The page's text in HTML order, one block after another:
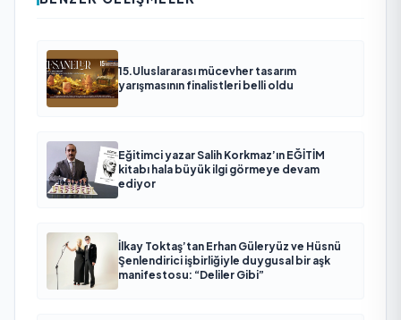
15.Uluslararası mücevher tasarım
yarışmasının finalistleri belli oldu
Eğitimci yazar Salih Korkmaz’ın EĞİTİM
kitabı hala büyük ilgi görmeye devam
ediyor
İlkay Toktaş’tan Erhan Güleryüz ve Hüsnü
Şenlendirici işbirliğiyle duygusal bir aşk
manifestosu: “Deliler Gibi”